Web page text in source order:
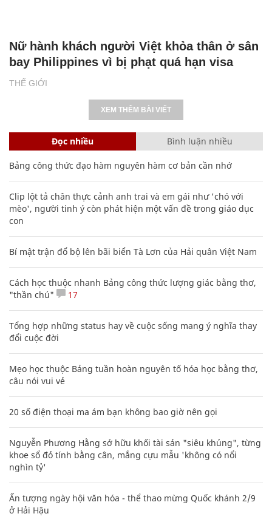
THẾ GIỚI
Nữ hành khách người Việt khỏa thân ở sân
bay Philippines vì bị phạt quá hạn visa
XEM THÊM BÀI VIẾT
Đọc nhiều Bình luận nhiều
Bảng công thức đạo hàm nguyên hàm cơ bản cần nhớ
Clip lột tả chân thực cảnh anh trai và em gái như 'chó với
mèo', người tinh ý còn phát hiện một vấn đề trong giáo dục
con
Bí mật trận đổ bộ lên bãi biển Tà Lơn của Hải quân Việt Nam
Cách học thuộc nhanh Bảng công thức lượng giác bằng thơ,
"thần chú"
17
Tổng hợp những status hay về cuộc sống mang ý nghĩa thay
đổi cuộc đời
Mẹo học thuộc Bảng tuần hoàn nguyên tố hóa học bằng thơ,
câu nói vui vẻ
20 số điện thoại ma ám bạn không bao giờ nên gọi
Nguyễn Phương Hằng sở hữu khối tài sản "siêu khủng", từng
khoe sổ đỏ tính bằng cân, mắng cựu mẫu 'không có nổi
nghìn tỷ'
Ấn tượng ngày hội văn hóa - thể thao mừng Quốc khánh 2/9
ở Hải Hậu